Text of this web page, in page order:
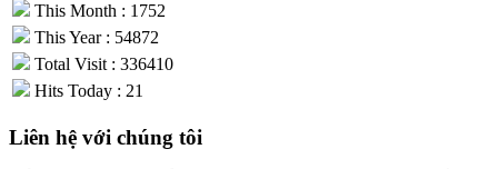
This Month : 1752
This Year : 54872
Total Visit : 336410
Hits Today : 21
Liên hệ với chúng tôi